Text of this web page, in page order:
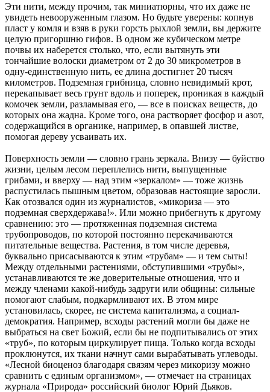
Эти нити, между прочим, так миниатюрны, что их даже не
увидеть невооруженным глазом. Но будьте уверены: копнув
пласт у комля и взяв в руки горсть рыхлой земли, вы держите
целую пригоршню гифов. В одном же кубическом метре
почвы их наберется столько, что, если вытянуть эти
тончайшие волоски диаметром от 2 до 30 микрометров в
одну-единственную нить, ее длина достигнет 20 тысяч
километров. Подземная грибница, словно невидимый крот,
перекапывает весь грунт вдоль и поперек, проникая в каждый
комочек земли, разламывая его, — все в поисках веществ, до
которых она жадна. Кроме того, она растворяет фосфор и азот,
содержащийся в органике, например, в опавшей листве,
помогая дереву усваивать их.
Поверхность земли — словно грань зеркала. Внизу — буйство
жизни, целым лесом переплелись нити, выпущенные
грибами, и вверху — над этим «зеркалом» — тоже жизнь
распустилась пышным цветом, образовав настоящие заросли.
Как отозвался один из журналистов, «микориза — это
подземная сверхдержава!». Или можно прибегнуть к другому
сравнению: это — протяженная подземная система
трубопроводов, по которой постоянно перекачиваются
питательные вещества. Растения, в том числе деревья,
буквально присасываются к этим «трубам» — и тем сыты!
Между отдельными растениями, обступившими «трубы»,
устанавливаются те же доверительные отношения, что и
между членами какой-нибудь задруги или общины: сильные
помогают слабым, подкармливают их. В этом мире
установилась, скорее, не система капитализма, а социал-
демократия. Например, всходы растений могли бы даже не
выбраться на свет Божий, если бы не подпитывались от этих
«труб», по которым циркулирует пища. Только когда всходы
проклюнутся, их ткани начнут сами вырабатывать углеводы.
«Лесной биоценоз благодаря связям через микоризу можно
сравнить с единым организмом», — отмечает на страницах
журнала «Природа» российский биолог Юрий Дьяков.